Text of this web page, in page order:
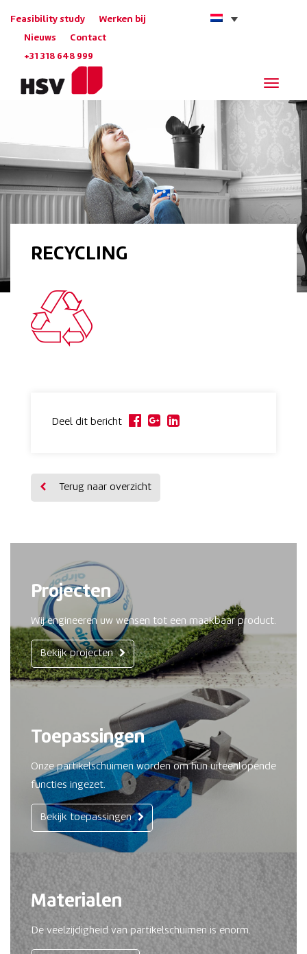
Feasibility study Werken bij
Nieuws Contact
+31 318 648 999
RECYCLING
Deel dit bericht
Terug naar overzicht
Projecten
Wij engineeren uw wensen tot een maakbaar product.
Bekijk projecten
Toepassingen
Onze partikelschuimen worden om hun uiteenlopende
functies ingezet.
Bekijk toepassingen
Materialen
De veelzijdigheid van partikelschuimen is enorm.